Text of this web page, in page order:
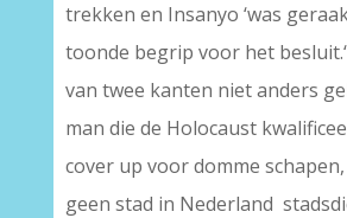
trekken en Insanyo ‘was
toonde begrip voor het
van twee kanten niet anders
man die de Holocaust
cover up voor domme
geen stad in Nederland